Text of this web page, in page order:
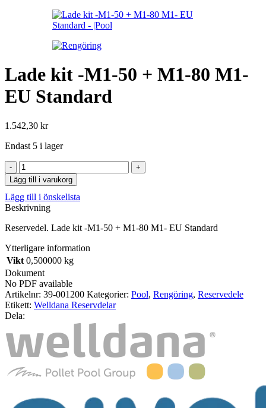
Lade kit -M1-50 + M1-80 M1-
EU Standard
1.542,30 kr
Endast 5 i lager
Lade
kit
-
M1-
50
M1-
M1-
EU
Standard
mängd
Lägg till i varukorg
Lägg till i önskelista
Beskrivning
Reservedel. Lade kit -M1-50 + M1-80 M1- EU Standard
Ytterligare information
Vikt 0,500000 kg
Dokument
No PDF available
Artikelnr: 39-001200 Kategorier: Pool, Rengöring, Reservedele
Etikett: Welldana Reservdelar
Dela: